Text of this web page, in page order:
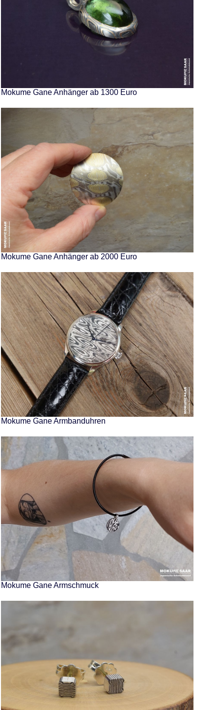
Mokume Gane Anhänger ab 1300 Euro
Mokume Gane Anhänger ab 2000 Euro
Mokume Gane Armbanduhren
Mokume Gane Armschmuck